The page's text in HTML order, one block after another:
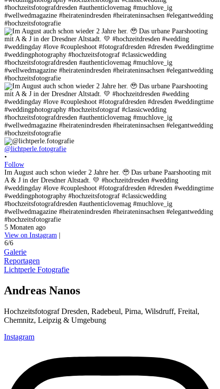
@lichtperle.fotografie
•
Follow
Im August auch schon wieder 2 Jahre her. 🥹 Das urbane Paarshooting mit
A & J in der Dresdner Altstadt. 💛 #hochzeitdresden #wedding
#weddingday #love #coupleshoot #fotografdresden #dresden #weddingtime
#weddingphotography #hochzeitsfotograf #classicwedding
#hochzeitsfotografdresden #authenticlovemag #muchlove_ig
#wellwedmagazine #heiratenindresden #heirateninsachsen #elegantwedding
#hochzeitsfotografie
5 Monaten ago
View on Instagram
6/6
Galerie
Reportagen
Lichtperle Fotografie
Andreas Nanos
Hochzeitsfotograf Dresden, Radebeul, Pirna, Wilsdruff, Freital,
Chemnitz, Leipzig & Umgebung
Instagram